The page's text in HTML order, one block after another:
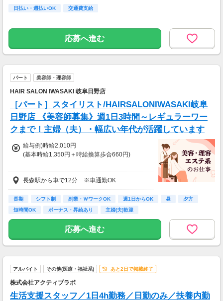
21.1万円（週3日勤務）
＝時給2200円×8h×12日
日払い・週払いOK 交通費支給
応募へ進む
パート 美容師・理容師
HAIR SALON IWASAKI 岐阜日野店
［パート］スタイリスト/HAIRSALONIWASAKI岐阜
日野店 《美容師募集》週1日3時間～レギュラーワー
クまで！主婦（夫）・幅広い年代が活躍しています
給与例)時給2,010円
(基本時給1,350円＋時給換算歩合660円)
◎Jr.スタイリストの方も歓迎です。
給与は面接時にご相談の上、決定します。
◆土曜・日曜・祝日は時給100円アップ
◆1分単位で給与支給
◆交通費全額支給
※試用期間6か月あり、試用期間後と同条件
長森駅から車で12分 ※車通勤OK
長期 シフト制 副業・ＷワークOK 週1日からOK 昼
夕方
短時間OK
ボーナス・昇給あり 主婦(夫)歓迎
応募へ進む
アルバイト その他(医療・福祉系) あと2日で掲載終了
株式会社アクティブラボ
生活支援スタッフ／1日4h勤務／日勤のみ／扶養内勤